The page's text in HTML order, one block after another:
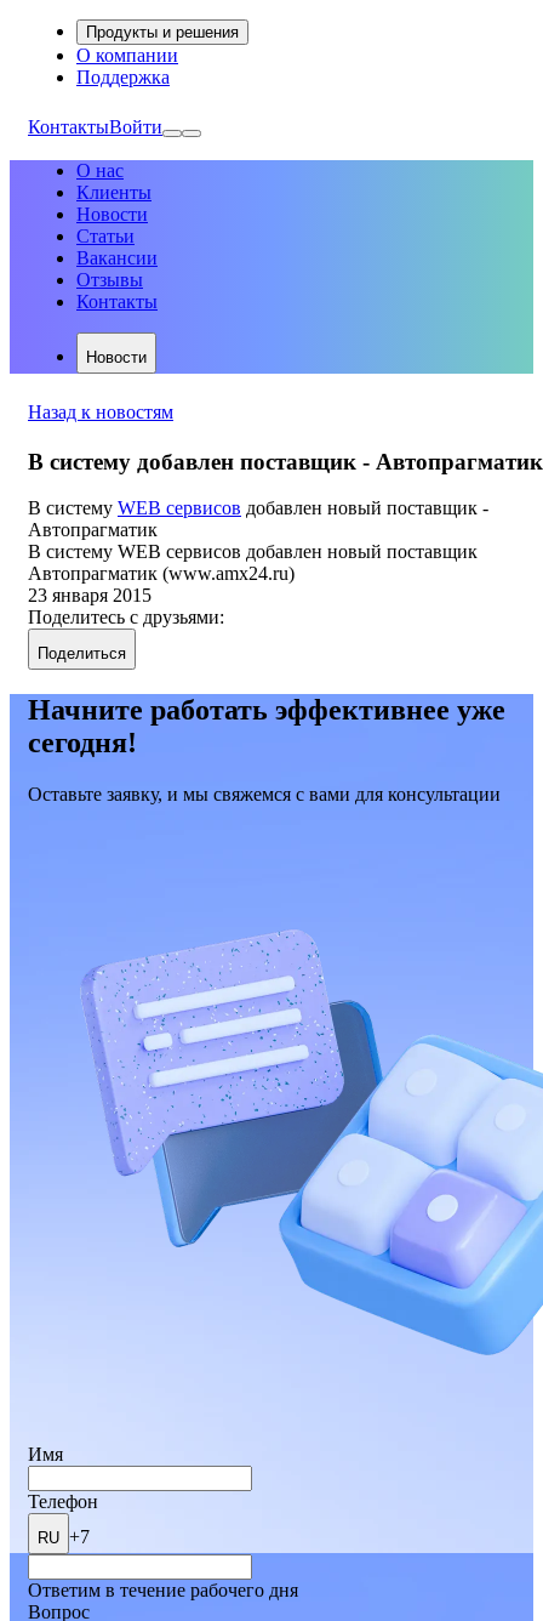
Продукты и решения
О компании
Поддержка
КонтактыВойти
О нас
Клиенты
Новости
Статьи
Вакансии
Отзывы
Контакты
Новости
Назад к новостям
В систему добавлен поставщик - Автопрагматик
В систему WEB сервисов добавлен новый поставщик -
Автопрагматик
В систему WEB сервисов добавлен новый поставщик
Автопрагматик (www.amx24.ru)
23 января 2015
Поделитесь с друзьями:
Поделиться
Начните работать эффективнее уже
сегодня!
Оставьте заявку, и мы свяжемся с вами для консультации
Имя
Телефон
RU +7
Ответим в течение рабочего дня
Вопрос